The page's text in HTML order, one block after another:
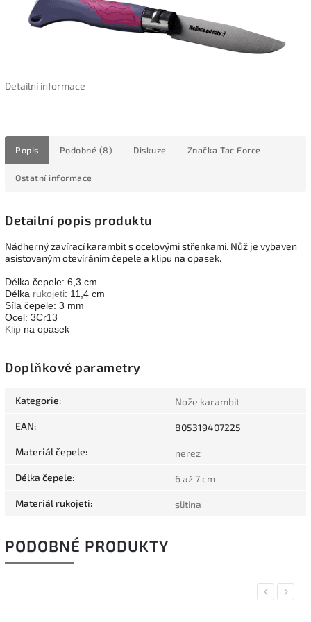
Detailní informace
Popis Podobné (8) Diskuze Značka Tac Force
Ostatní informace
Detailní popis produktu
Nádherný zavírací karambit s ocelovými střenkami. Nůž je vybaven
asistovaným otevíráním čepele a klipu na opasek.
Délka čepele: 6,3 cm
Délka rukojeti: 11,4 cm
Síla čepele: 3 mm
Ocel: 3Cr13
Klip na opasek
Doplňkové parametry
Kategorie: Nože karambit
EAN: 805319407225
Materiál čepele: nerez
Délka čepele: 6 až 7 cm
Materiál rukojeti: slitina
PODOBNÉ PRODUKTY
Previous
Next